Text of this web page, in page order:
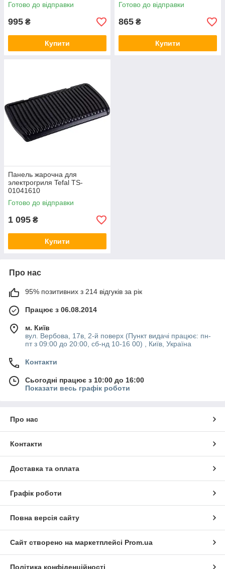
Готово до відправки
995 ₴
Купити
Готово до відправки
865 ₴
Купити
Панель жарочна для
электрогриля Tefal TS-
01041610
Готово до відправки
1 095 ₴
Купити
Про нас
95% позитивних з 214 відгуків за рік
Працює з 06.08.2014
м. Київ
вул. Вербова, 17в, 2-й поверх (Пункт видачі працює: пн-
пт з 09:00 до 20:00, сб-нд 10-16 00) , Київ, Україна
Контакти
Сьогодні працює з 10:00 до 16:00
Показати весь графік роботи
Про нас
Контакти
Доставка та оплата
Графік роботи
Повна версія сайту
Сайт створено на маркетплейсі Prom.ua
Політика конфіденційності